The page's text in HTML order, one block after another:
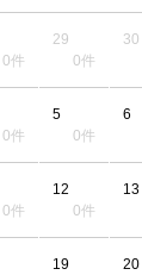
0件
29
0件
30
0件
5
0件
6
0件
12
0件
13
19
20